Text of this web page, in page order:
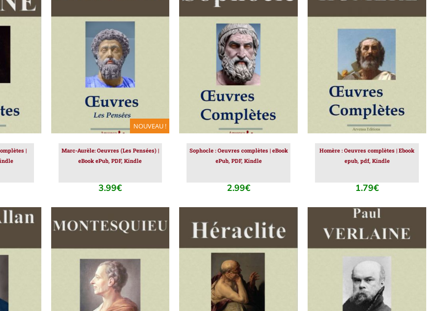
|
NOUVEAU !
AJOUTER AU PANIER
DÉTAILS
Marc-Aurèle: Oeuvres (Les Pensées) |
eBook ePub, PDF, Kindle
3.99€
AJOUTER AU PANIER
DÉTAILS
Sophocle : Oeuvres complètes | eBook
ePub, PDF, Kindle
2.99€
AJOUTER AU PANIER
DÉTAILS
Homère : Oeuvres complètes | Ebook
epub, pdf, Kindle
1.79€
AJOUTER AU PANIER
DÉTAILS
AJOUTER AU PANIER
DÉTAILS
AJOUTER AU PANIER
DÉTAILS